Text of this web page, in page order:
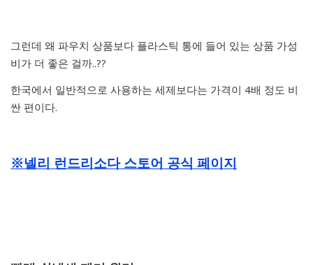
그런데 왜 파우치 상품보다 플라스틱 통에 들어 있는 상품 가성
비가 더 좋은 걸까..??
한국에서 일반적으로 사용하는 세제보다는 가격이 4배 정도 비
싼 편이다.
※넬리 런드리소다 스토어 공식 페이지